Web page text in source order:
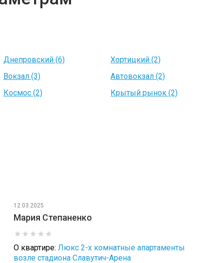
Днепровский (6)
Хортицкий (2)
Вокзал (3)
Автовокзал (2)
Космос (2)
Крытый рынок (2)
12.03.2025
Мария Степаненко
О квартире: Люкс 2-х комнатные апартаменты
возле стадиона Славутич-Арена